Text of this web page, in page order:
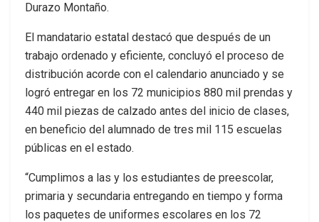
Durazo Montaño.
El mandatario estatal destacó que después de un
trabajo ordenado y eficiente, concluyó el proceso de
distribución acorde con el calendario anunciado y se
logró entregar en los 72 municipios 880 mil prendas y
440 mil piezas de calzado antes del inicio de clases,
en beneficio del alumnado de tres mil 115 escuelas
públicas en el estado.
“Cumplimos a las y los estudiantes de preescolar,
primaria y secundaria entregando en tiempo y forma
los paquetes de uniformes escolares en los 72